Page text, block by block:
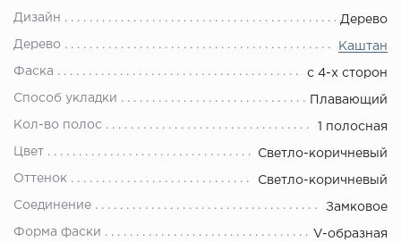
Дизайн Дерево
Дерево Каштан
Фаска с 4-х сторон
Способ укладки Плавающий
Кол-во полос 1 полосная
Цвет Светло-коричневый
Оттенок Светло-коричневый
Соединение Замковое
Форма фаски V-образная